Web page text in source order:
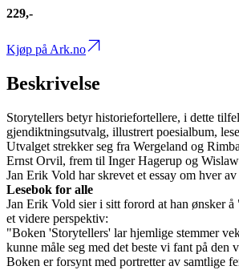
229,-
Kjøp på Ark.no
Beskrivelse
Storytellers betyr historiefortellere, i dette
gjendiktningsutvalg, illustrert poesialbum,
Utvalget strekker seg fra Wergeland og
Ernst Orvil, frem til Inger Hagerup og
Jan Erik Vold har skrevet et essay om hver
Lesebok for alle
Jan Erik Vold sier i sitt forord at han ønsker
et videre perspektiv:
"Boken 'Storytellers' lar hjemlige stemmer
kunne måle seg med det beste vi fant på den
Boken er forsynt med portretter av samtlige